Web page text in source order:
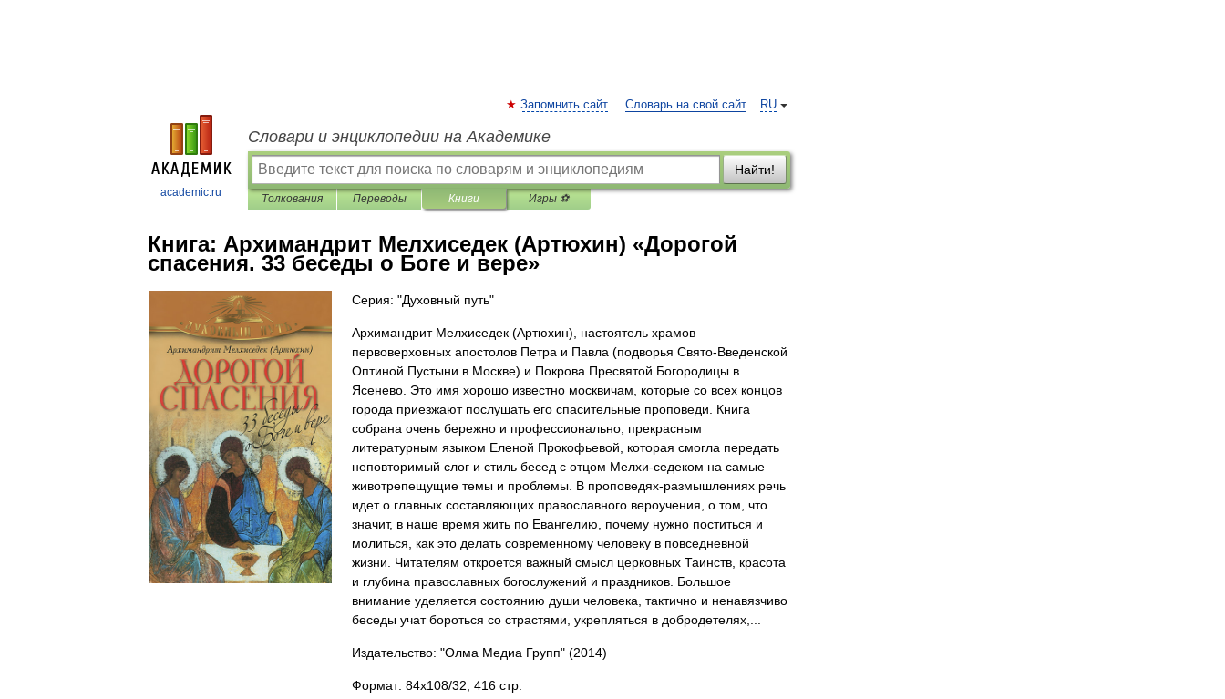
academic.ru
RU
Запомнить сайт Словарь на свой сайт
Словари и энциклопедии на Академике
Найти!
Толкования Переводы Книги Игры ⚽
Книга: Архимандрит Мелхиседек (Артюхин) «Дорогой
спасения. 33 беседы о Боге и вере»
Серия: "Духовный путь"
Архимандрит Мелхиседек (Артюхин), настоятель храмов
первоверховных апостолов Петра и Павла (подворья Свято-Введенской
Оптиной Пустыни в Москве) и Покрова Пресвятой Богородицы в
Ясенево. Это имя хорошо известно москвичам, которые со всех концов
города приезжают послушать его спасительные проповеди. Книга
собрана очень бережно и профессионально, прекрасным
литературным языком Еленой Прокофьевой, которая смогла передать
неповторимый слог и стиль бесед с отцом Мелхи-седеком на самые
животрепещущие темы и проблемы. В проповедях-размышлениях речь
идет о главных составляющих православного вероучения, о том, что
значит, в наше время жить по Евангелию, почему нужно поститься и
молиться, как это делать современному человеку в повседневной
жизни. Читателям откроется важный смысл церковных Таинств, красота
и глубина православных богослужений и праздников. Большое
внимание уделяется состоянию души человека, тактично и ненавязчиво
беседы учат бороться со страстями, укрепляться в добродетелях,...
Издательство: "Олма Медиа Групп" (2014)
Формат: 84x108/32, 416 стр.